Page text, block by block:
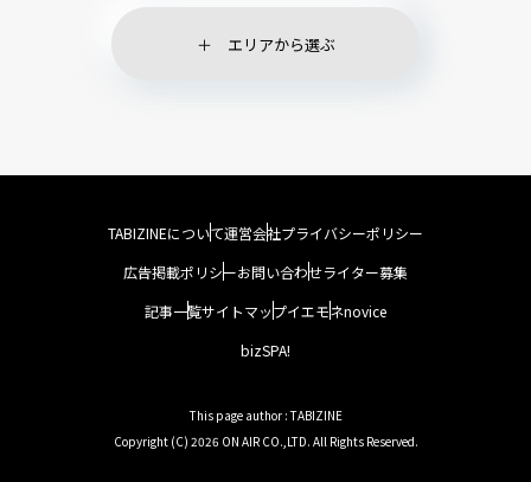
エリアから選ぶ
TABIZINEについて運営会社プライバシーポリシー
広告掲載ポリシーお問い合わせライター募集
記事一覧サイトマップイエモネnovice
bizSPA!
This page author : TABIZINE
Copyright (C) 2026 ON AIR CO.,LTD. All Rights Reserved.